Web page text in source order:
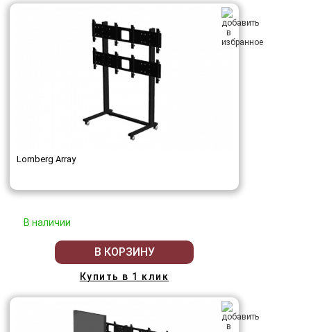
Lomberg Array
В наличии
В КОРЗИНУ
Купить в 1 клик